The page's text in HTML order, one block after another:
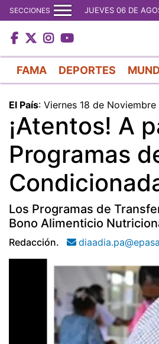
SECCIONES JUEVES 06 DE
FAMA DEPORTES
El País: Viernes 18 de
¡Atentos! A
Programas
Los Programas de
Bono Alimenticio
Redacción.